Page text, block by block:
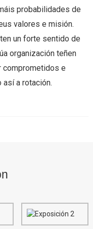
probabilidades de
valores e misión.
un forte sentido de
organización teñen
comprometidos e
a rotación.